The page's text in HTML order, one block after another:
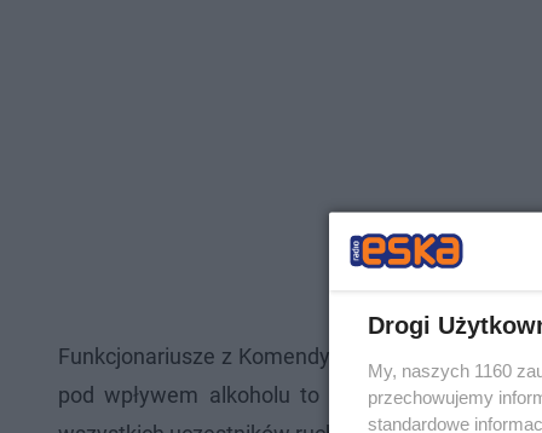
Funkcjonariusze z Komendy Miejskiej Policji w
pod wpływem alkoholu to nie tylko ryzyko
Drogi
My, naszych 1160
przechowujemy
standardowe